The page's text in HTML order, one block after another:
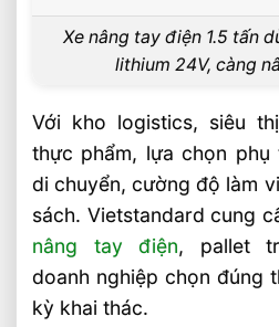
Bài Viết Liên Quan
Chọn Tối Ưu Cho
Xe Nâng Dầu 3.5
Ưu Điểm Gì
Xe Nâng Điện
Nâng Cao 3–5m Có
Xe Nâng Điện
Cao 8–12m Cho Kho
Xe nâng tay điện 1.5 tấn
lithium 24V, càng
Với kho logistics, siêu
thực phẩm, lựa chọn phụ
di chuyển, cường độ làm
sách. Vietstandard cung
nâng tay điện, pallet
doanh nghiệp chọn đúng
kỳ khai thác.